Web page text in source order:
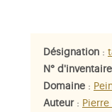
Désignation :
N°
Domaine :
Auteur: